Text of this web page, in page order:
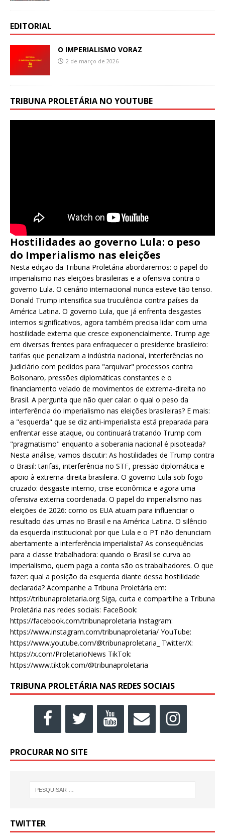
EDITORIAL
O IMPERIALISMO VORAZ
2 de março de 2026
TRIBUNA PROLETÁRIA NO YOUTUBE
Hostilidades ao governo Lula: o peso
do Imperialismo nas eleições
Nesta edição da Tribuna Proletária abordaremos: o papel do
imperialismo nas eleições brasileiras e a ofensiva contra o
governo Lula. O cenário internacional nunca esteve tão tenso.
Donald Trump intensifica sua truculência contra países da
América Latina. O governo Lula, que já enfrenta desgastes
internos significativos, agora também precisa lidar com uma
hostilidade externa que cresce exponencialmente. Trump age
em diversas frentes para enfraquecer o presidente brasileiro:
tarifas que penalizam a indústria nacional, interferências no
Judiciário com pedidos para "arquivar" processos contra
Bolsonaro, pressões diplomáticas constantes e o
financiamento velado de movimentos de extrema-direita no
Brasil. A pergunta que não quer calar: o qual o peso da
interferência do imperialismo nas eleições brasileiras? E mais:
a "esquerda" que se diz anti-imperialista está preparada para
enfrentar esse ataque, ou continuará tratando Trump com
"pragmatismo" enquanto a soberania nacional é pisoteada?
Nesta análise, vamos discutir: As hostilidades de Trump contra
o Brasil: tarifas, interferência no STF, pressão diplomática e
apoio à extrema-direita brasileira. O governo Lula sob fogo
cruzado: desgaste interno, crise econômica e agora uma
ofensiva externa coordenada. O papel do imperialismo nas
eleições de 2026: como os EUA atuam para influenciar o
resultado das urnas no Brasil e na América Latina. O silêncio
da esquerda institucional: por que Lula e o PT não denunciam
abertamente a interferência imperialista? As consequências
para a classe trabalhadora: quando o Brasil se curva ao
imperialismo, quem paga a conta são os trabalhadores. O que
fazer: qual a posição da esquerda diante dessa hostilidade
declarada? Acompanhe a Tribuna Proletária em:
https://tribunaproletaria.org Siga, curta e compartilhe a Tribuna
Proletária nas redes sociais: FaceBook:
https://facebook.com/tribunaproletaria Instagram:
https://www.instagram.com/tribunaproletaria/ YouTube:
https://www.youtube.com/@tribunaproletaria_ Twitter/X:
https://x.com/ProletarioNews TikTok:
https://www.tiktok.com/@tribunaproletaria
TRIBUNA PROLETÁRIA NAS REDES SOCIAIS
PROCURAR NO SITE
TWITTER